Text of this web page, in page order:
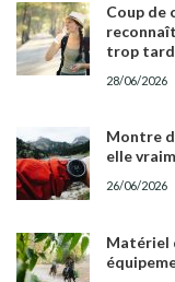
Coup de
trop tard
28/06/2026
Montre
elle
26/06/2026
Matériel